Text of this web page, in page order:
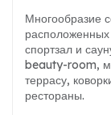
Многообразие
спортзал и
beauty-room,
террасу,
рестораны.